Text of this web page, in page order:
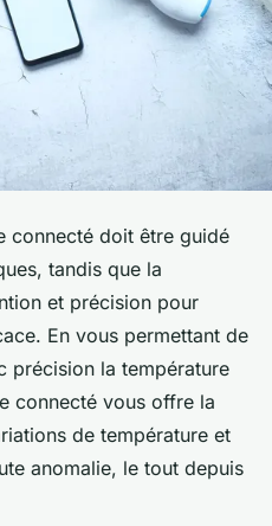
connecté doit être guidé
tandis que la
et précision pour
En vous permettant de
précision la température
connecté vous offre la
de température et
anomalie, le tout depuis